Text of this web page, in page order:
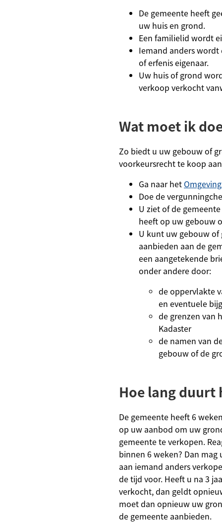
De gemeente heeft
uw huis en grond.
Een familielid wordt
Iemand anders
of erfenis eigenaar.
Uw huis of grond
verkoop verkocht
Wat moet ik
Zo biedt u uw gebouw of
voorkeursrecht te koop
Ga naar het
Doe de
U ziet of de
heeft op uw gebouw
U kunt uw gebouw
aanbieden aan de
een aangetekende
onder andere door:
de oppervlakte
en eventuele
de grenzen van
Kadaster
de namen van
gebouw of de
Hoe lang duurt
De gemeente heeft 6
op uw aanbod om uw
gemeente te verkopen.
binnen 6 weken? Dan
aan iemand anders
de tijd voor. Heeft u na 3
verkocht, dan geldt
moet dan opnieuw uw
de gemeente aanbieden.